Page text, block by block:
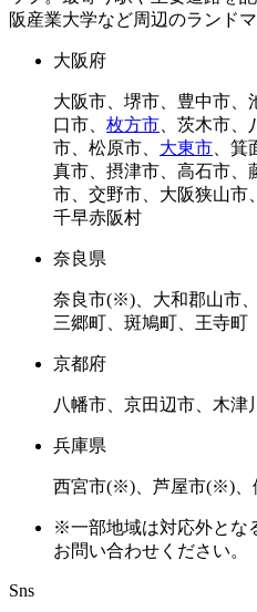
大阪府
大阪市、堺市、豊中市、
口市、 枚方市 、茨木市
市、松原市、 大東市 、
真市、摂津市、高石市、
市、交野市、大阪狭山市
千早赤阪村
奈良県
奈良市(※)、大和郡山市
三郷町、斑鳩町、王寺町
京都府
八幡市、京田辺市、木津
兵庫県
西宮市(※)、芦屋市(※)
※一部地域は対応外とな
お問い合わせください。
Sns